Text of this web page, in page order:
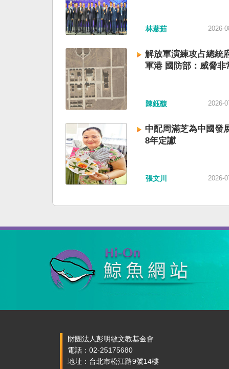
林薏茹 2026-
解放軍演練攻占總統
軍港 國防部：威脅非
陳鈺馥 2026-
中配周滿芝為中國發
8年定讞
張文川 2026-
財團法人彭明敏文教基金會
電話：02-25175680
地址：台北市松江路9號14樓